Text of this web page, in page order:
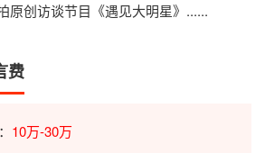
原创访谈节目《遇见大明星》......
费
10万-30万